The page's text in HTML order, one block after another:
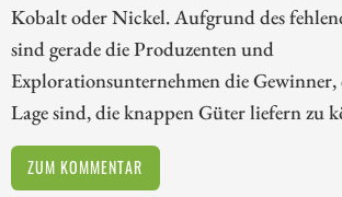
Kobalt oder Nickel. Aufgrund des
sind gerade die Produzenten und
Explorationsunternehmen die
Lage sind, die knappen Güter liefern zu
ZUM KOMMENTAR